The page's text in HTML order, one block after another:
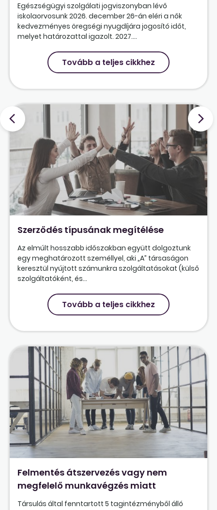
Egészségügyi szolgálati jogviszonyban lévő
iskolaorvosunk 2026. december 26-án eléri a nők
kedvezményes öregségi nyugdíjára jogosító időt,
melyet határozattal igazolt. 2027....
Tovább a teljes cikkhez
Szerződés típusának megítélése
Az elmúlt hosszabb időszakban együtt dolgoztunk
egy meghatározott személlyel, aki „A” társaságon
keresztül nyújtott számunkra szolgáltatásokat (külső
szolgáltatóként, és...
Tovább a teljes cikkhez
Felmentés átszervezés vagy nem
megfelelő munkavégzés miatt
Társulás által fenntartott 5 tagintézményből álló